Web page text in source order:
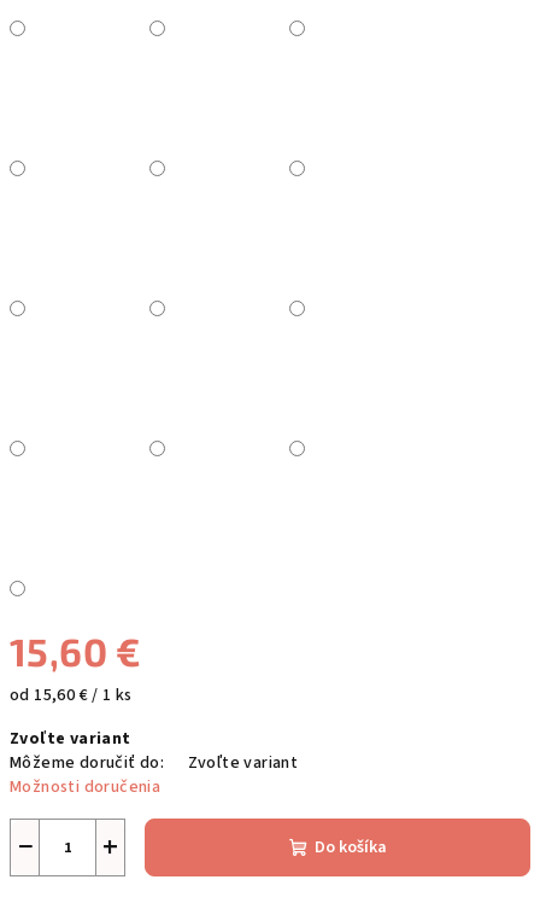
15,60 €
Jednotková
od 15,60 € / 1 ks
Zvoľte variant
Môžeme doručiť do:
Zvoľte variant
Možnosti doručenia
+
− Do košíka